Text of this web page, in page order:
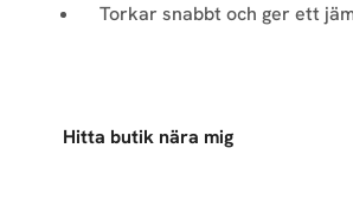
Torkar snabbt och ger ett
Hitta butik nära mig